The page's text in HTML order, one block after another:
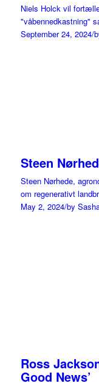
Niels Holck vil
"våbennedkastning"
September 24, 2024/
Steen
Steen Nørhede,
om regenerativt
May 2, 2024/by
Ross
Good News’